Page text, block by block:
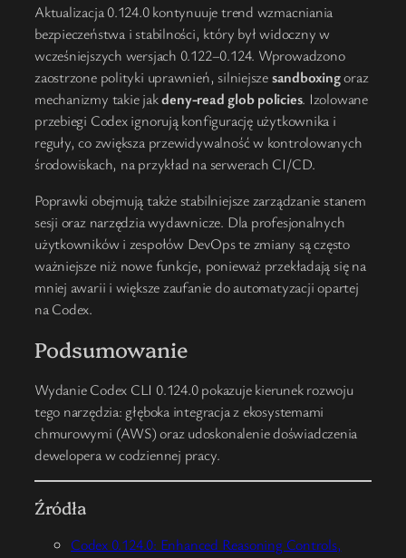
Aktualizacja 0.124.0 kontynuuje trend wzmacniania
bezpieczeństwa i stabilności, który był widoczny w
wcześniejszych wersjach 0.122–0.124. Wprowadzono
zaostrzone polityki uprawnień, silniejszesandboxingoraz
mechanizmy takie jakdeny-read glob policies. Izolowane
przebiegi Codex ignorują konfigurację użytkownika i
reguły, co zwiększa przewidywalność w kontrolowanych
środowiskach, na przykład na serwerach CI/CD.
Poprawki obejmują także stabilniejsze zarządzanie stanem
sesji oraz narzędzia wydawnicze. Dla profesjonalnych
użytkowników i zespołów DevOps te zmiany są często
ważniejsze niż nowe funkcje, ponieważ przekładają się na
mniej awarii i większe zaufanie do automatyzacji opartej
na Codex.
Podsumowanie
Wydanie Codex CLI 0.124.0 pokazuje kierunek rozwoju
tego narzędzia: głęboka integracja z ekosystemami
chmurowymi (AWS) oraz udoskonalenie doświadczenia
dewelopera w codziennej pracy.
Źródła
Codex 0.124.0: Enhanced Reasoning Controls,